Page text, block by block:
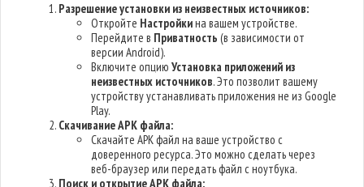
Разрешение установки из неизвестных источников:
Откройте Настройкина вашем устройстве.
Перейдите в Приватность (в зависимости от
версии Android).
Включите опциюУстановка приложений из
неизвестных источников. Это позволит вашему
устройству устанавливать приложения не из Google
Play.
Скачивание APK файла:
Скачайте APK файл на ваше устройство с
доверенного ресурса. Это можно сделать через
веб-браузер или передать файл с ноутбука.
Поиск и открытие APK файла: